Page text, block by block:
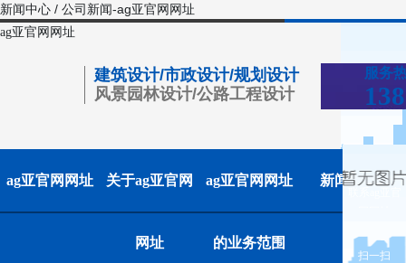
新闻中心 / 公司新闻-ag亚官网网址
ag亚官网网址
建筑设计/市政设计/规划设计
风景园林设计/公路工程设计
服务
ag亚官网网址 关于ag亚官网
网址
ag亚官网网址
的业务范围
新闻中心
扫一扫